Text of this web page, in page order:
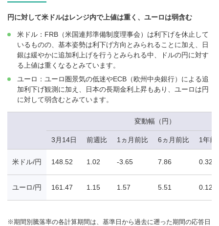
円に対して米ドルはレンジ内で上値は重く、ユーロは弱含む
米ドル：FRB（米国連邦準備制度理事会）は利下げを休止して
いるものの、基本姿勢は利下げ方向とみられることに加え、日
銀は緩やかに追加利上げを行うとみられる中、ドルの円に対す
る上値は重くなるとみています。
ユーロ：ユーロ圏景気の低迷やECB（欧州中央銀行）による追
加利下げ観測に加え、日本の長期金利上昇もあり、ユーロは円
に対して弱含むとみています。
変動幅（円）
3月14日 前週比 1ヵ月前比 6ヵ月前比 1年前
米ドル/円 148.52 1.02 -3.65 7.86 0.32
ユーロ/円 161.47 1.15 1.57 5.51 0.12
※期間別騰落率の各計算期間は、基準日から過去に遡った期間の応答日